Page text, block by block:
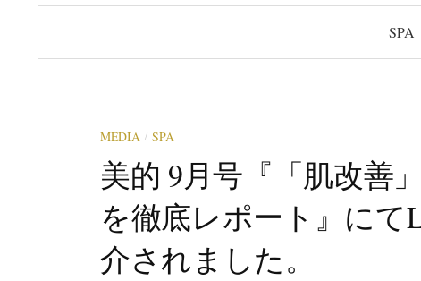
SPA
MEDIA / SPA
美的 9月号『「肌改善
を徹底レポート』にて
介されました。